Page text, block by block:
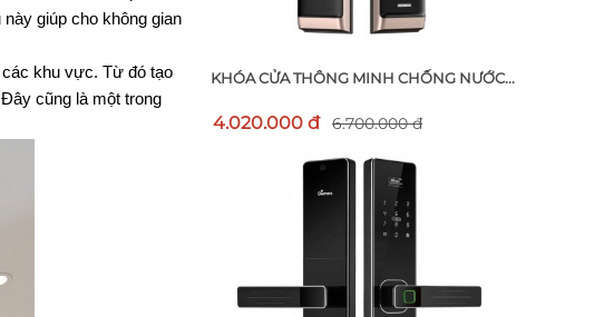
giúp cho không gian
khu vực. Từ đó tạo
cũng là một trong
KHÓA CỬA THÔNG MINH CHỐNG NƯỚC...
4.020.000 đ 6.700.000 đ